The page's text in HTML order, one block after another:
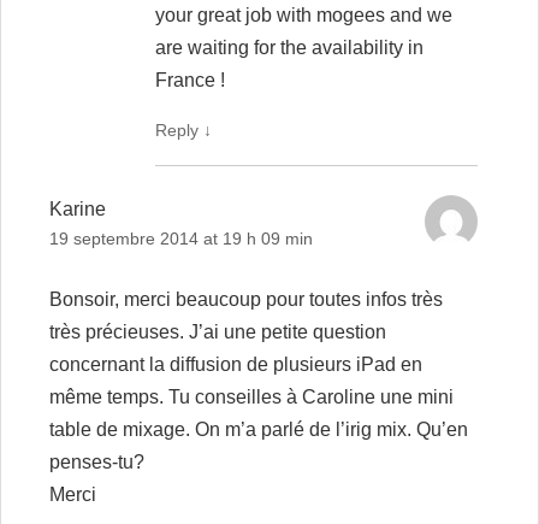
your great job with mogees and we
are waiting for the availability in
France !
Reply ↓
Karine
19 septembre 2014 at 19 h 09 min
Bonsoir, merci beaucoup pour toutes infos très
très précieuses. J’ai une petite question
concernant la diffusion de plusieurs iPad en
même temps. Tu conseilles à Caroline une mini
table de mixage. On m’a parlé de l’irig mix. Qu’en
penses-tu?
Merci